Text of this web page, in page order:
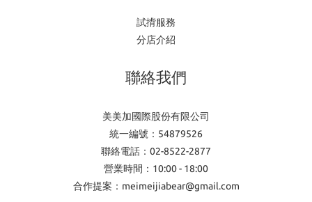
試揹服務
分店介紹
聯絡我們
美美加國際股份有限公司
統一編號：54879526
聯絡電話：02-8522-2877
營業時間：10:00 - 18:00
合作提案：meimeijiabear@gmail.com